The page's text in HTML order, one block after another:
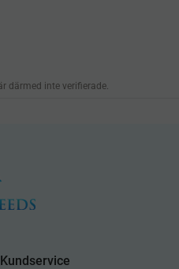
Kundservice